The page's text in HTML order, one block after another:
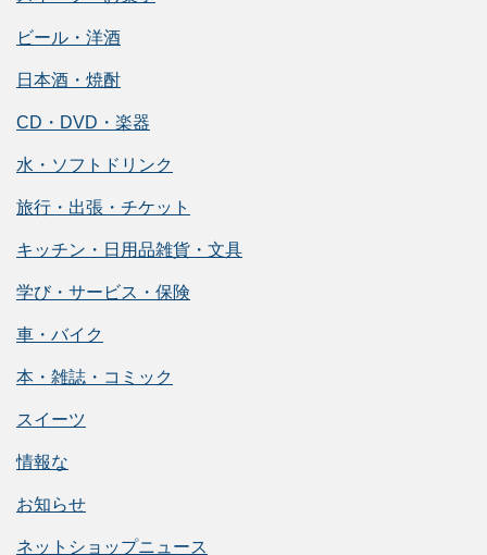
ビール・洋酒
日本酒・焼酎
CD・DVD・楽器
水・ソフトドリンク
旅行・出張・チケット
キッチン・日用品雑貨・文具
学び・サービス・保険
車・バイク
本・雑誌・コミック
スイーツ
情報な
お知らせ
ネットショップニュース